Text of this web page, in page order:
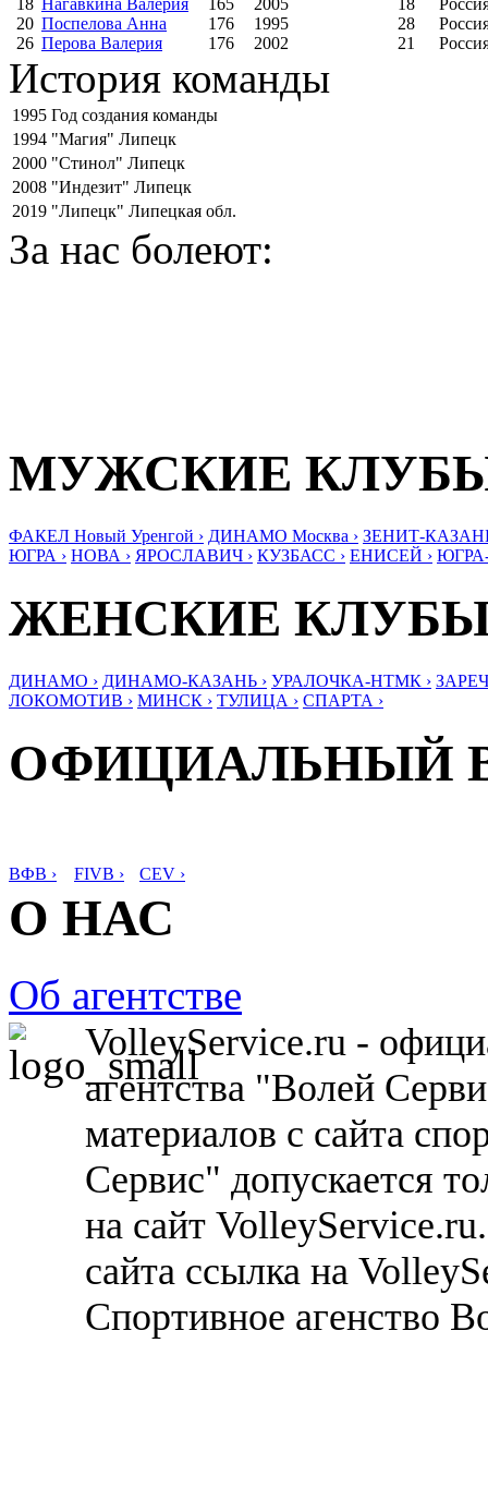
20 Поспелова Анна 176 1995 28
26 Перова Валерия 176 2002 21
История команды
1995 Год создания команды
1994 "Магия" Липецк
2000 "Стинол" Липецк
2008 "Индезит" Липецк
2019 "Липецк" Липецкая обл.
За нас болеют:
МУЖСКИЕ
ФАКЕЛ Новый Уренгой › ДИНАМО Москва › ЗЕНИТ-
ЮГРА › НОВА › ЯРОСЛАВИЧ › КУЗБАСС › ЕНИСЕЙ ›
ЖЕНСКИЕ
ДИНАМО › ДИНАМО-КАЗАНЬ › УРАЛОЧКА-НТМК ›
ЛОКОМОТИВ › МИНСК › ТУЛИЦА › СПАРТА ›
ОФИЦИАЛЬНЫЙ
ВФВ › FIVB › CEV ›
О НАС
Об агентстве
VolleyService.ru -
агентства "Волей
материалов с сайта
Сервис" допускается
на сайт
сайта ссылка на
Спортивное агенство